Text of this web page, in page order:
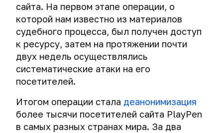
криптоконтейнеров
и
защита
от
них
Как
получают
привязанный
Telegram
мобильный
номер
Деанонимизация
владельцев
мессенджеров
Выбираем
протокол
для
VPN.
Сравнение
OpenVPN,
PPTP,
и
IPsec
IKEv2.
Выбираем
СМС
данных
на
жестких
дисках
Экстренное
уничтожение
компьютера.
хакеры
обманывают
криминалистов.
сайта. На первом этапе операции, о
которой нам известно из материалов
судебного процесса, был получен доступ
к ресурсу, затем на протяжении почти
двух недель осуществлялись
систематические атаки на его
посетителей.
Итогом операции стала деанонимизация
более тысячи посетителей сайта PlayPen
в самых разных странах мира. За два